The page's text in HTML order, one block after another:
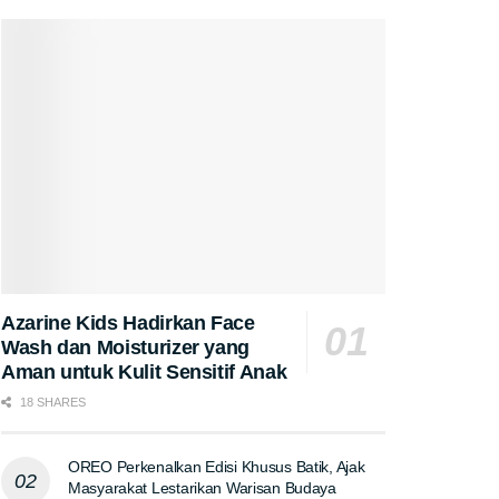
Azarine Kids Hadirkan Face
Wash dan Moisturizer yang
Aman untuk Kulit Sensitif Anak
18 SHARES
OREO Perkenalkan Edisi Khusus Batik, Ajak
Masyarakat Lestarikan Warisan Budaya